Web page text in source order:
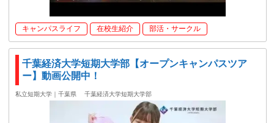
キャンパスライフ 在校生紹介 部活・サークル
千葉経済大学短期大学部【オープンキャンパスツア
ー】動画公開中！
私立短期大学｜千葉県 千葉経済大学短期大学部